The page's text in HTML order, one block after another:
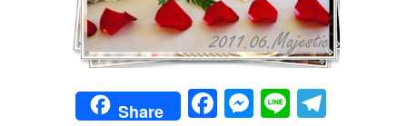
Share Facebook
Messenger
Line